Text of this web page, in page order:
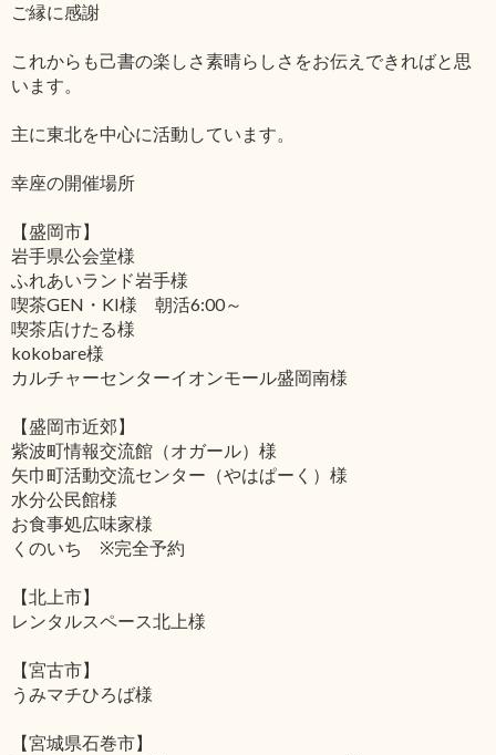
ご縁に感謝
これからも己書の楽しさ素晴らしさをお伝えできればと思
います。
主に東北を中心に活動しています。
幸座の開催場所
【盛岡市】
岩手県公会堂様
ふれあいランド岩手様
喫茶GEN・KI様 朝活6:00～
喫茶店けたる様
kokobare様
カルチャーセンターイオンモール盛岡南様
【盛岡市近郊】
紫波町情報交流館（オガール）様
矢巾町活動交流センター（やはぱーく）様
水分公民館様
お食事処広味家様
くのいち ※完全予約
【北上市】
レンタルスペース北上様
【宮古市】
うみマチひろば様
【宮城県石巻市】